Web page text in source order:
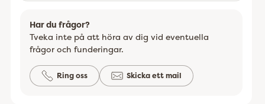
Har du frågor?
Tveka inte på att höra av dig vid eventuella
frågor och funderingar.
Ring oss Skicka ett mail